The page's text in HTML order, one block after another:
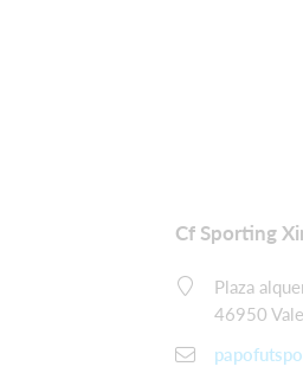
Cf Sporting
Plaza
46950